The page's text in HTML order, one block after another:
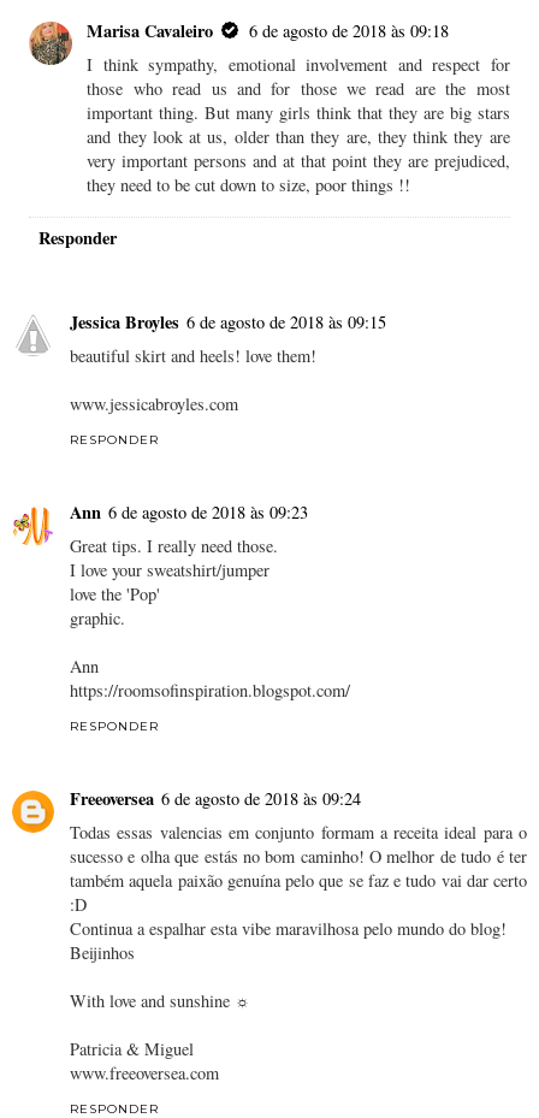
Marisa Cavaleiro
6 de agosto de 2018 às 09:18
I think sympathy, emotional involvement and respect for
those who read us and for those we read are the most
important thing. But many girls think that they are big stars
and they look at us, older than they are, they think they are
very important persons and at that point they are prejudiced,
they need to be cut down to size, poor things !!
Responder
Jessica Broyles 6 de agosto de 2018 às 09:15
beautiful skirt and heels! love them!
www.jessicabroyles.com
RESPONDER
Ann 6 de agosto de 2018 às 09:23
Great tips. I really need those.
I love your sweatshirt/jumper
love the 'Pop'
graphic.
Ann
https://roomsofinspiration.blogspot.com/
RESPONDER
Freeoversea 6 de agosto de 2018 às 09:24
Todas essas valencias em conjunto formam a receita ideal para o
sucesso e olha que estás no bom caminho! O melhor de tudo é ter
também aquela paixão genuína pelo que se faz e tudo vai dar certo
:D
Continua a espalhar esta vibe maravilhosa pelo mundo do blog!
Beijinhos
With love and sunshine ☼
Patricia & Miguel
www.freeoversea.com
RESPONDER